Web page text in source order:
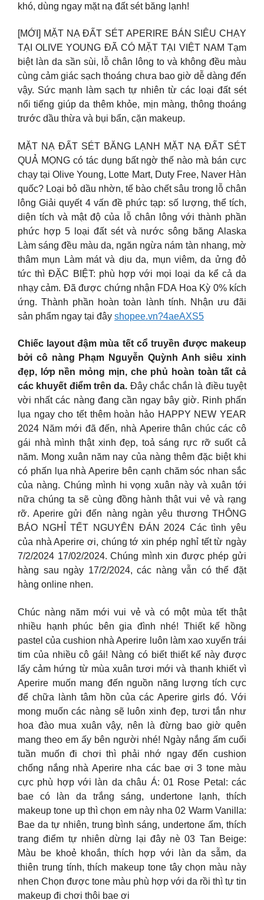
khó, dùng ngay mặt nạ đất sét băng lạnh!
[MỚI] MẶT NẠ ĐẤT SÉT APERIRE BÁN SIÊU CHẠY
TẠI OLIVE YOUNG ĐÃ CÓ MẶT TẠI VIỆT NAM Tạm
biệt làn da sần sùi, lỗ chân lông to và không đều màu
cùng cảm giác sạch thoáng chưa bao giờ dễ dàng đến
vậy. Sức mạnh làm sạch tự nhiên từ các loại đất sét
nổi tiếng giúp da thêm khỏe, mịn màng, thông thoáng
trước dầu thừa và bụi bẩn, cặn makeup.
MẶT NẠ ĐẤT SÉT BĂNG LẠNH MẶT NẠ ĐẤT SÉT
QUẢ MỌNG có tác dụng bất ngờ thế nào mà bán cực
chạy tại Olive Young, Lotte Mart, Duty Free, Naver Hàn
quốc? Loại bỏ dầu nhờn, tế bào chết sâu trong lỗ chân
lông Giải quyết 4 vấn đề phức tạp: số lượng, thể tích,
diện tích và mật độ của lỗ chân lông với thành phần
phức hợp 5 loại đất sét và nước sông băng Alaska
Làm sáng đều màu da, ngăn ngừa nám tàn nhang, mờ
thâm mụn Làm mát và dịu da, mụn viêm, da ửng đỏ
tức thì ĐẶC BIỆT: phù hợp với mọi loại da kể cả da
nhạy cảm. Đã được chứng nhận FDA Hoa Kỳ 0% kích
ứng. Thành phần hoàn toàn lành tính. Nhận ưu đãi
sản phẩm ngay tại đây shopee.vn?4aeAXS5
Chiếc layout đậm mùa tết cổ truyền được makeup
bởi cô nàng Phạm Nguyễn Quỳnh Anh siêu xinh
đẹp, lớp nền mỏng mịn, che phủ hoàn toàn tất cả
các khuyết điểm trên da. Đây chắc chắn là điều tuyệt
vời nhất các nàng đang cần ngay bây giờ. Rinh phấn
lụa ngay cho tết thêm hoàn hảo HAPPY NEW YEAR
2024 Năm mới đã đến, nhà Aperire thân chúc các cô
gái nhà mình thật xinh đẹp, toả sáng rực rỡ suốt cả
năm. Mong xuân năm nay của nàng thêm đặc biệt khi
có phấn lụa nhà Aperire bên cạnh chăm sóc nhan sắc
của nàng. Chúng mình hi vọng xuân này và xuân tới
nữa chúng ta sẽ cùng đồng hành thật vui vẻ và rạng
rỡ. Aperire gửi đến nàng ngàn yêu thương THÔNG
BÁO NGHỈ TẾT NGUYÊN ĐÁN 2024 Các tình yêu
của nhà Aperire ơi, chúng tớ xin phép nghỉ tết từ ngày
7/2/2024 17/02/2024. Chúng mình xin được phép gửi
hàng sau ngày 17/2/2024, các nàng vẫn có thể đặt
hàng online nhen.
Chúc nàng năm mới vui vẻ và có một mùa tết thật
nhiều hạnh phúc bên gia đình nhé! Thiết kế hồng
pastel của cushion nhà Aperire luôn làm xao xuyến trái
tim của nhiều cô gái! Nàng có biết thiết kế này được
lấy cảm hứng từ mùa xuân tươi mới và thanh khiết vì
Aperire muốn mang đến nguồn năng lượng tích cực
để chữa lành tâm hồn của các Aperire girls đó. Với
mong muốn các nàng sẽ luôn xinh đẹp, tươi tắn như
hoa đào mua xuân vậy, nên là đừng bao giờ quên
mang theo em ấy bên người nhé! Ngày nắng ấm cuối
tuần muốn đi chơi thì phải nhớ ngay đến cushion
chống nắng nhà Aperire nha các bae ơi 3 tone màu
cực phù hợp với làn da châu Á: 01 Rose Petal: các
bae có làn da trắng sáng, undertone lạnh, thích
makeup tone up thì chọn em này nha 02 Warm Vanilla:
Bae da tự nhiên, trung bình sáng, undertone ấm, thích
trang điểm tự nhiên dừng lại đây nè 03 Tan Beige:
Màu be khoẻ khoắn, thích hợp với làn da sẫm, da
thiên trung tính, thích makeup tone tây chọn màu này
nhen Chọn được tone màu phù hợp với da rồi thì tự tin
makeup đi chơi thôi bae ơi